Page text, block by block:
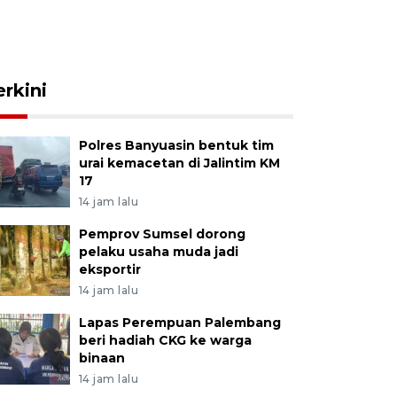
Polres Banyuasin bentuk tim
urai kemacetan di Jalintim KM
17
14 jam lalu
Pemprov Sumsel dorong
pelaku usaha muda jadi
eksportir
14 jam lalu
Lapas Perempuan Palembang
beri hadiah CKG ke warga
binaan
14 jam lalu